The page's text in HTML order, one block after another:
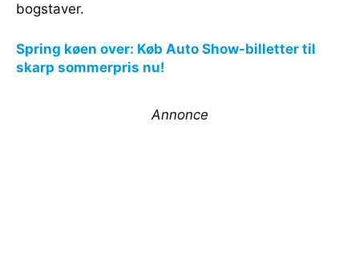
bogstaver.
Spring køen over: Køb Auto Show-billetter til
skarp sommerpris nu!
Annonce